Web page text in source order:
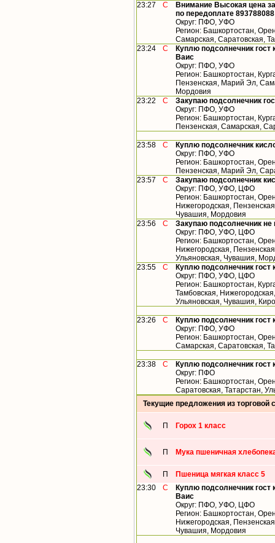
23:27 С
Внимание Высокая цена
по передоплате 893788088
Округ: ПФО, УФО
Регион: Башкортостан,
Самарская, Саратовская,
23:24
С
Куплю подсолнечник
Ваис
Округ: ПФО, УФО
Регион: Башкортостан,
Пензенская, Марий Эл,
Мордовия
23:22
С
Закупаю подсолнечник
Округ: ПФО, УФО
Регион: Башкортостан,
Пензенская, Самарская,
23:58 С
Куплю подсолнечник
Округ: ПФО, УФО
Регион: Башкортостан,
Пензенская, Марий Эл,
23:57
С
Закупаю подсолнечник
Округ: ПФО, УФО, ЦФО
Регион: Башкортостан,
Нижегородская,
Чувашия, Мордовия
23:56
С
Закупаю подсолнечник
Округ: ПФО, УФО, ЦФО
Регион: Башкортостан,
Нижегородская,
Ульяновская, Чувашия,
23:55
С
Куплю подсолнечник гост
Округ: ПФО, УФО, ЦФО
Регион: Башкортостан,
Тамбовская,
Ульяновская, Чувашия,
23:26 С
Куплю подсолнечник
Округ: ПФО, УФО
Регион: Башкортостан,
Самарская, Саратовская,
23:38 С
Куплю подсолнечник
Округ: ПФО
Регион: Башкортостан,
Саратовская, Татарстан,
Текущие предложения из торговой
П Горох 1 класс
П Мука пшеничная
П
Пшеница мягкая класс 5
23:30
С
Куплю подсолнечник
Ваис
Округ: ПФО, УФО, ЦФО
Регион: Башкортостан,
Нижегородская,
Чувашия, Мордовия